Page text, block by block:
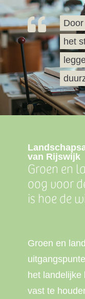
van Rijswijk
Groen en
oog voor
is hoe de
Groen en
het landelijke
vast te
het